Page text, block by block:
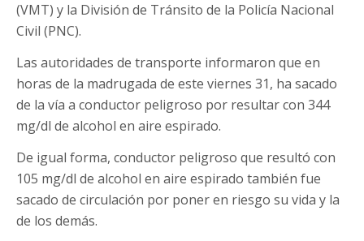
(VMT) y la División de Tránsito de la Policía Nacional
Civil (PNC).
Las autoridades de transporte informaron que en
horas de la madrugada de este viernes 31, ha sacado
de la vía a conductor peligroso por resultar con 344
mg/dl de alcohol en aire espirado.
De igual forma, conductor peligroso que resultó con
105 mg/dl de alcohol en aire espirado también fue
sacado de circulación por poner en riesgo su vida y la
de los demás.